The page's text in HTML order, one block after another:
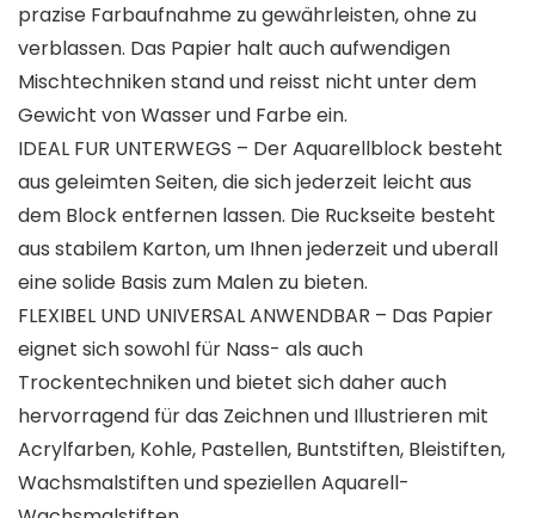
prazise Farbaufnahme zu gewährleisten, ohne zu
verblassen. Das Papier halt auch aufwendigen
Mischtechniken stand und reisst nicht unter dem
Gewicht von Wasser und Farbe ein.
IDEAL FUR UNTERWEGS – Der Aquarellblock besteht
aus geleimten Seiten, die sich jederzeit leicht aus
dem Block entfernen lassen. Die Ruckseite besteht
aus stabilem Karton, um Ihnen jederzeit und uberall
eine solide Basis zum Malen zu bieten.
FLEXIBEL UND UNIVERSAL ANWENDBAR – Das Papier
eignet sich sowohl für Nass- als auch
Trockentechniken und bietet sich daher auch
hervorragend für das Zeichnen und Illustrieren mit
Acrylfarben, Kohle, Pastellen, Buntstiften, Bleistiften,
Wachsmalstiften und speziellen Aquarell-